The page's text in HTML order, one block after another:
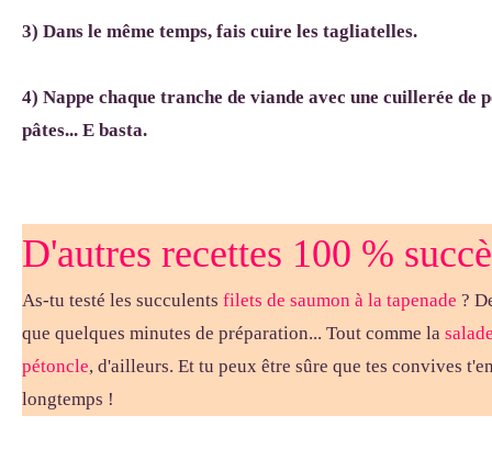
3) Dans le même temps, fais cuire les tagliatelles.
4) Nappe chaque tranche de viande avec une cuillerée de
pâtes... E basta.
D'autres recettes 100 %
As-tu testé les succulents filets de saumon à la tapenade ?
que quelques minutes de préparation... Tout comme la
pétoncle, d'ailleurs. Et tu peux être sûre que tes convives
longtemps !